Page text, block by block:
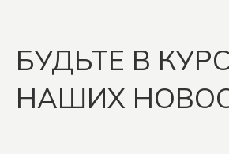
БУДЬТЕ В
НАШИХ